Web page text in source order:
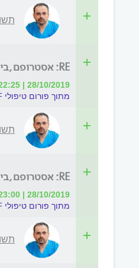
RE: אסטרופם,ביוץ ואיחור מחזור
28/10/2019 | 22:25 | מאת: אור
מתוך פורום טיפולי IVF - תמיכה
RE: אסטרופם,ביוץ ואיחור מחזור
28/10/2019 | 23:00 | מאת: אור
מתוך פורום טיפולי IVF - תמיכה